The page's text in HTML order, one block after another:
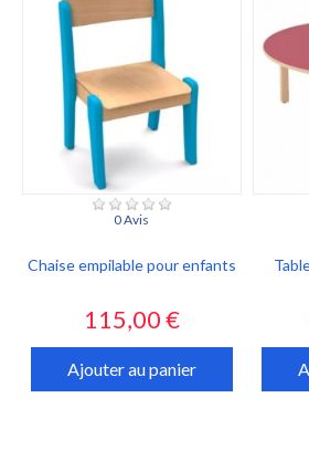
0 Avis
Chaise empilable pour enfants
Prix
115,00 €
Ajouter au panier